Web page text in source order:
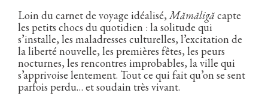
Loin du carnet de voyage idéalisé,Mămăligăcapte
les petits chocs du quotidien : la solitude qui
s’installe, les maladresses culturelles, l’excitation de
la liberté nouvelle, les premières fêtes, les peurs
nocturnes, les rencontres improbables, la ville qui
s’apprivoise lentement. Tout ce qui fait qu’on se sent
parfois perdu… et soudain très vivant.